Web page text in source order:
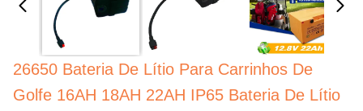
26650 Bateria De Lítio Para Carrinhos De
Golfe 16AH 18AH 22AH IP65 Bateria De Lítio